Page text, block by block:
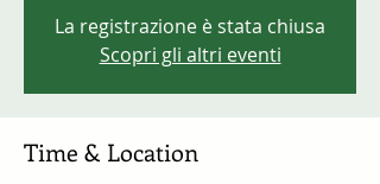
La registrazione è stata chiusa
Scopri gli altri eventi
Time & Location